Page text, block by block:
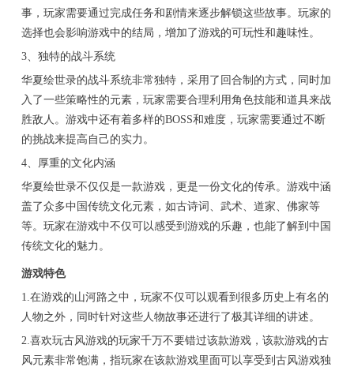
事，玩家需要通过完成任务和剧情来逐步解锁这些故事。玩家的
选择也会影响游戏中的结局，增加了游戏的可玩性和趣味性。
3、独特的战斗系统
华夏绘世录的战斗系统非常独特，采用了回合制的方式，同时加
入了一些策略性的元素，玩家需要合理利用角色技能和道具来战
胜敌人。游戏中还有着多样的BOSS和难度，玩家需要通过不断
的挑战来提高自己的实力。
4、厚重的文化内涵
华夏绘世录不仅仅是一款游戏，更是一份文化的传承。游戏中涵
盖了众多中国传统文化元素，如古诗词、武术、道家、佛家等
等。玩家在游戏中不仅可以感受到游戏的乐趣，也能了解到中国
传统文化的魅力。
游戏特色
1.在游戏的山河路之中，玩家不仅可以观看到很多历史上有名的
人物之外，同时针对这些人物故事还进行了极其详细的讲述。
2.喜欢玩古风游戏的玩家千万不要错过该款游戏，该款游戏的古
风元素非常饱满，指玩家在该款游戏里面可以享受到古风游戏独